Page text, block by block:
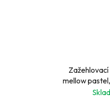
mellow